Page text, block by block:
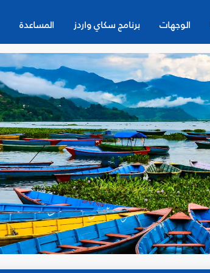
الوجهات برنامج سكاي واردز المساعدة